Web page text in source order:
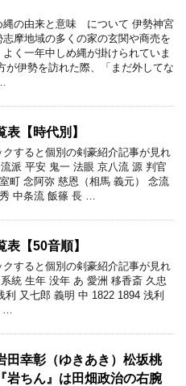
の由来と意味 について 伊勢神宮
摩地域の多くの家の玄関や商売を
く一年中しめ縄が掛けられていま
が伊勢を訪れた際、「まだ外してな
表【時代別】
すると個別の剣豪紹介記事が見れ
派 平安 鬼一 法眼 京八流 源 判官
町 念阿弥 慈恩（相馬 義元） 念流
中条流 飯篠 長 …
表【50音順】
すると個別の剣豪紹介記事が見れ
統 生年 没年 あ 愛洲 移香斎 久忠
利 又七郎 義明 中 1822 1894 浅利
…
田幸彰（ゆきあき）松坂桃
岩ちん』は田畑政治の右腕